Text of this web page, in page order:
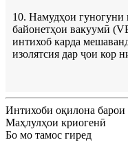
10. Намудҳои гуногуни
байонетҳои вакуумӣ
интихоб карда
изолятсия дар ҷои кор
Интихоби оқилона барои
Маҳлулҳои криогенӣ
Бо мо тамос гиред